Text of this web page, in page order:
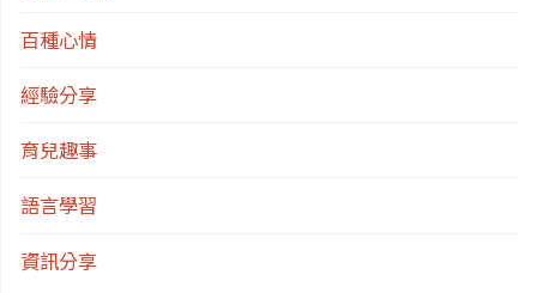
百種心情
經驗分享
育兒趣事
語言學習
資訊分享